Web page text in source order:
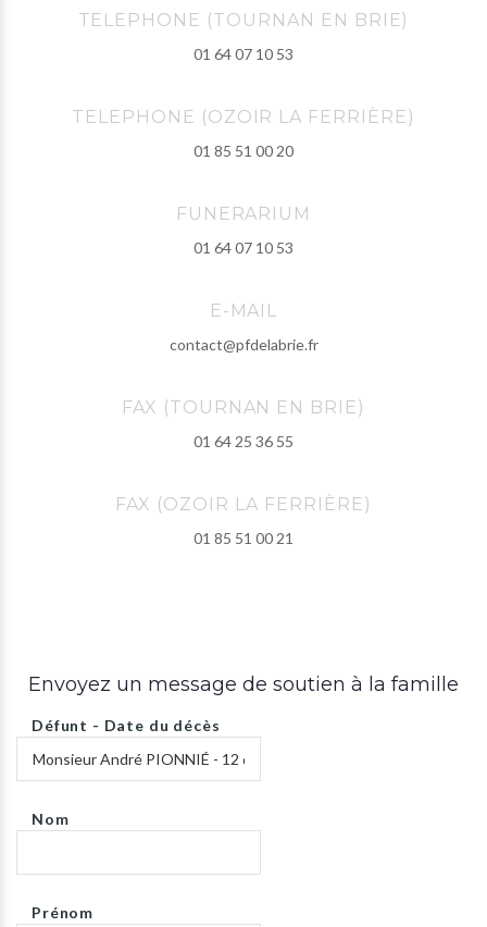
TELEPHONE (TOURNAN EN BRIE)
01 64 07 10 53
TELEPHONE (OZOIR LA FERRIÈRE)
01 85 51 00 20
FUNERARIUM
01 64 07 10 53
E-MAIL
contact@pfdelabrie.fr
FAX (TOURNAN EN BRIE)
01 64 25 36 55
FAX (OZOIR LA FERRIÈRE)
01 85 51 00 21
Envoyez un message de soutien à la famille
Défunt - Date du décès
Nom
Prénom